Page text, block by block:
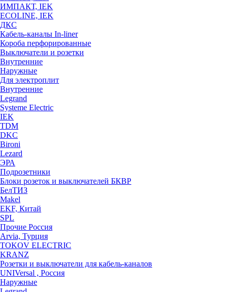
ИМПАКТ, IEK
ECOLINE, IEK
ДКС
Кабель-каналы In-liner
Короба перфорированные
Выключатели и розетки
Внутренние
Наружные
Для электроплит
Внутренние
Legrand
Systeme Electric
IEK
TDM
DKC
Bironi
Lezard
ЭРА
Подрозетники
Блоки розеток и выключателей БКВР
БелТИЗ
Makel
EKF, Китай
SPL
Прочие Россия
Arvia, Турция
TOKOV ELECTRIC
KRANZ
Розетки и выключатели для кабель-каналов
UNIVersal , Россия
Наружные